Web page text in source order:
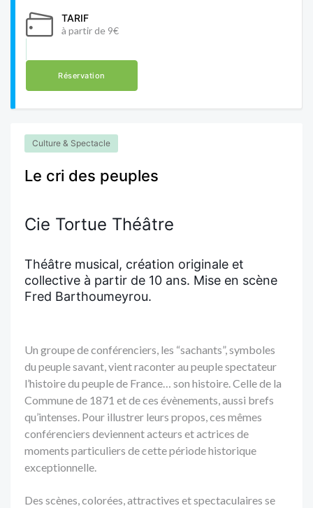
TARIF
à partir de 9€
Réservation
Culture & Spectacle
Le cri des peuples
Cie Tortue Théâtre
Théâtre musical, création originale et
collective à partir de 10 ans. Mise en scène
Fred Barthoumeyrou.
Un groupe de conférenciers, les “sachants”, symboles
du peuple savant, vient raconter au peuple spectateur
l’histoire du peuple de France… son histoire. Celle de la
Commune de 1871 etde ces évènements, aussi brefs
qu’intenses. Pour illustrer leurs propos, ces mêmes
conférenciers deviennent acteurs et actrices de
moments particuliers de cette période historique
exceptionnelle.
Des scènes,colorées, attractives et spectaculaires se